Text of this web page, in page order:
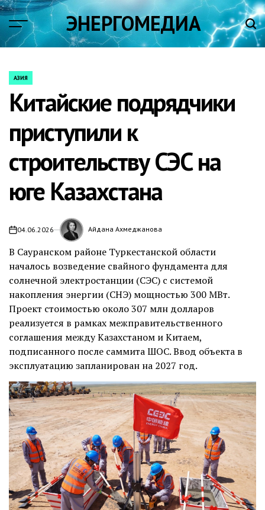
Skip
content
ЭНЕРГОМЕДИА
POSTED
АЗИЯ
Китайские подрядчики
приступили к
строительству СЭС на
юге Казахстана
on04.06.2026 Айдана Ахмеджанова
В Сауранском районе Туркестанской области
началось возведение свайного фундамента для
солнечной электростанции (СЭС) с системой
накопления энергии (СНЭ) мощностью 300 МВт.
Проект стоимостью около 307 млн долларов
реализуется в рамках межправительственного
соглашения между Казахстаном и Китаем,
подписанного после саммита ШОС. Ввод объекта в
эксплуатацию запланирован на 2027 год.